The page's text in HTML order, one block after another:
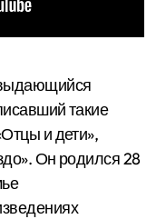
такие
и дети»,
Он родился 28